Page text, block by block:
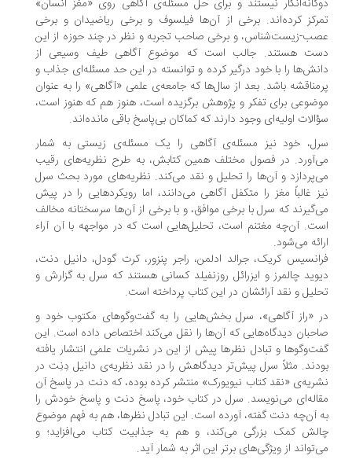
نیستند و برای حل مسئله‌ی آگاهی روی «مغز انسان»
کرده‌اند. برخی از آن‌ها فیلسوف و برخی ریاضیدان و برخی
زیست‌شناس، و برخی صاحب تجربه و نظر در چند حوزه از این
هستند. جالب است که موضوع آگاهی طیف وسیعی از
را با خود درگیر کرده و توانسته در این حد مسئله‌ای جذاب و
باشد. بعد از سال‌ها که جامعه‌ی علمی «آگاهی» را به عنوان
برای تفکر و پژوهش برگزیده است، هنوز هم که هنوز است،
اولیه‌ای وجود دارند که کماکان بی‌پاسخ باقی مانده‌اند.
خود نیز مسئله‌ی آگاهی را یک مسئله‌ی زیستی به شمار
در فصول مختلف همین کتابش، به طرح نظریه‌های رقیب
و آن‌ها را تحلیل و نقد می‌کند. نظریه‌های مورد بحث سرل
غالباً مغز را متکفل آگاهی می‌دانند، اما رویکردهایی را در پیش
که سرل با برخی موافق، و با برخی از آن‌ها سرسختانه مخالف
آن‌چه مغتنم است، تحلیل‌هایی است که در مواجهه با آن آراء
می‌شود.
کریک، جرالد ادلمن، راجر پنزور، کرت گودل، دانیل دنت،
چالمرز و ایزرائل روزنفیلد کسانی هستند که سرل به گزارش و
و نقد آرائشان در این کتاب پرداخته است.
«راز آگاهی»، سرل بخش‌هایی را به گفت‌وگوهای مکتوب خود و
دیدگاه‌هایی که آن‌ها را نقل می‌کند اختصاص داده است. این
و تبادل نظرها پیش از این در نشریات علمی انتشار یافته
مثلاً سرل پیش‌تر دیدگاهش را در نقد نظریه‌ی دانیل ‌دِنِت در
«نقد کتاب نیویورک» منتشر کرده بوده، که دنت در پاسخ آن
می‌نویسد. سرل در کتاب خود، پاسخ دنت و پاسخ خودش را
آن‌چه دنت گفته، آورده است. این تبادل نظرها، هم به فهم موضوع
کمک بزرگی می‌کند، و هم به جذابیت کتاب می‌افزاید؛ و
از ویژگی‌های برتر این اثر به شمار آید.